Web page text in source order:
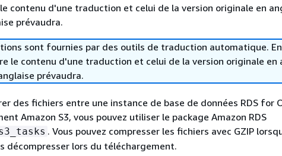
contenu d'une traduction et celui de la version originale en
prévaudra.
sont fournies par des outils de traduction automatique.
le contenu d'une traduction et celui de la version originale en
prévaudra.
des fichiers entre une instance de base de données RDS for
Amazon S3, vous pouvez utiliser le package Amazon RDS
. Vous pouvez compresser les fichiers avec GZIP
décompresser lors du téléchargement.